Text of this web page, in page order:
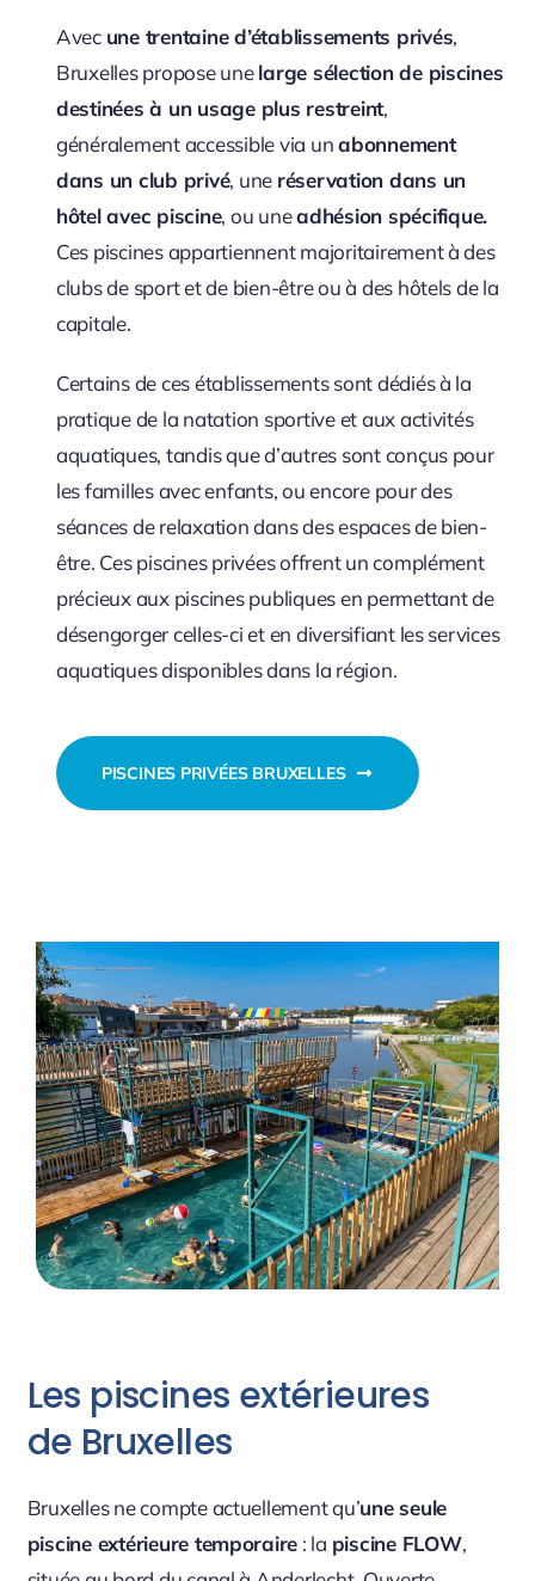
Avec une trentaine d’établissements privés,
Bruxelles propose unelarge sélection de piscines
destinées à un usage plus restreint,
généralement accessible via unabonnement
dans un club privé, une réservation dans un
hôtel avec piscine, ou uneadhésion spécifique.
Ces piscines appartiennent majoritairement à des
clubs de sport et de bien-être ou à des hôtels de la
capitale.
Certains de ces établissements sont dédiés à la
pratique de la natation sportive et aux activités
aquatiques, tandis que d’autres sont conçus pour
les familles avec enfants, ou encore pour des
séances de relaxation dans des espaces de bien-
être. Ces piscines privées offrent un complément
précieux aux piscines publiques en permettant de
désengorger celles-ci et en diversifiant les services
aquatiques disponibles dans la région.
PISCINES PRIVÉES BRUXELLES
Les piscines extérieures
de Bruxelles
Bruxelles ne compte actuellement qu’une seule
piscine extérieure temporaire : la piscine FLOW,